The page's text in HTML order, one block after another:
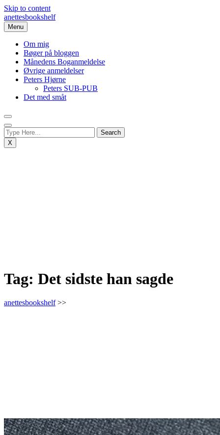
Skip to content
anettesbookshelf
Menu
Om mig
Bøger på bloggen
Månedens Boganmeldelse
Øvrige anmeldelser
Peters Hjørne
Peters SUB-PUB
Det med småt
X
Tag: Det sidste han sagde
anettesbookshelf>>